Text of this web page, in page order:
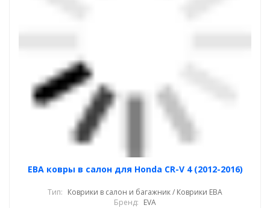
ЕВА ковры в салон для Honda CR-V 4 (2012-2016)
Тип: Коврики в салон и багажник / Коврики ЕВА
Бренд: EVA